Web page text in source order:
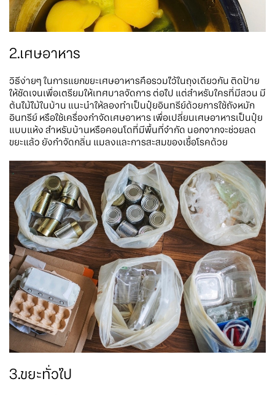
2.เศษอาหาร
วิธีง่ายๆ ในการแยกขยะเศษอาหารคือรวมไว้ในถุงเดียวกัน ติดป้าย
ให้ชัดเจนเพื่อเตรียมให้เทศบาลจัดการ ต่อไป แต่สำหรับใครที่มีสวน มี
ต้นไม้ไม้ในบ้าน แนะนำให้ลองทำเป็นปุ๋ยอินทรีย์ด้วยการใช้ถังหมัก
อินทรีย์ หรือใช้เครื่องกำจัดเศษอาหาร เพื่อเปลี่ยนเศษอาหารเป็นปุ๋ย
แบบแห้ง สำหรับบ้านหรือคอนโดที่มีพื้นที่จำกัด นอกจากจะช่วยลด
ขยะแล้ว ยังกำจัดกลิ่น แมลงและการสะสมของเชื้อโรคด้วย
3.ขยะทั่วไป